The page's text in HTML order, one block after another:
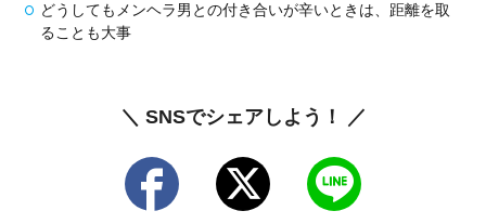
どうしてもメンヘラ男との付き合いが辛いときは、距離を取
ることも大事
＼ SNSでシェアしよう！ ／